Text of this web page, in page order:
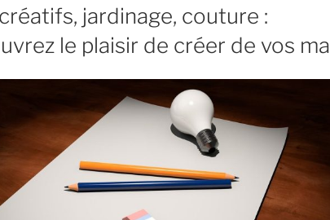
jardinage, couture :
le plaisir de créer de vos